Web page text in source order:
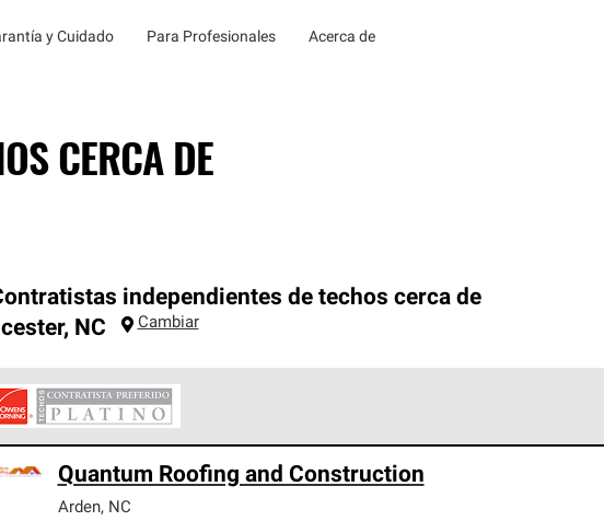
y Cuidado Para Profesionales Acerca de
CERCA DE
independientes de techos cerca de
, NC Cambiar
con estándares estrictos de profesionalismo, confiabilidad y destreza
nuestra mejor garantía de sistemas de techos.
Quantum Roofing and Construction
Arden, NC